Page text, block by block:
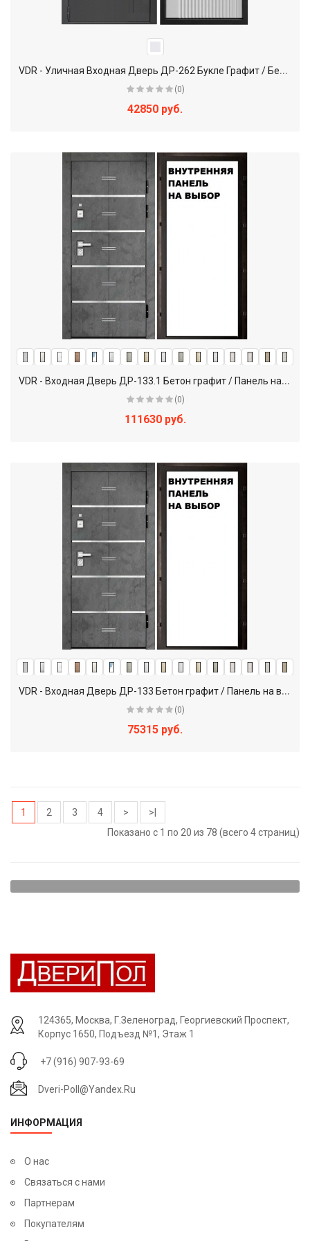
V
DR - Уличная Входная Дверь ДР-262 Букле Графит / Белый
(0)
42850 руб.
V
DR - Входная Дверь ДР-133.1 Бетон графит / Панель на выбор
(0)
111630 руб.
V
DR - Входная Дверь ДР-133 Бетон графит / Панель на выбор
(0)
75315 руб.
1 2 3 4 >
>|
Показано с 1 по 20 из 78 (всего 4 страниц)
Конструкция металлических
исключительно качественных металлических дверей, которые
в течении многих лет смогут прослужить вам и вашему дому
надежной защитой от незваных гостей. Итальянский дизайн
жилищу.
Наши двери – не китайская штамповка!
• полотно холоднокатаной стали толщиной 1,8-2 мм;
• МДФ-панели толщиной 7-16 мм;
• 2 импортных замка разного типа.
высоким уровнем надежности, в них есть специальная задвижка,
противосъёмные штыри и броненакладки. Тепло- и звукоизоляцию
124365, Москва, Г.Зеленоград, Георгиевский Проспект,
Корпус 1650, Подъезд №1, Этаж 1
+7 (916) 907-93-69
Dveri-Poll@yandex.ru
ИНФОРМАЦИЯ
О нас
Связаться с нами
Партнерам
Покупателям